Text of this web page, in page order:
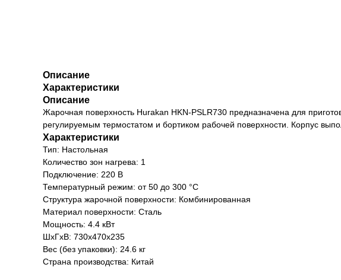
Описание
Характеристики
Описание
Жарочная поверхность Hurakan HKN-PSLR730 предназначена для
регулируемым термостатом и бортиком рабочей поверхности. Корпус
Характеристики
Тип: Настольная
Количество зон нагрева: 1
Подключение: 220 В
Температурный режим: от 50 до 300 °С
Структура жарочной поверхности: Комбинированная
Материал поверхности: Сталь
Мощность: 4.4 кВт
ШхГхВ: 730х470х235
Вес (без упаковки): 24.6 кг
Страна производства: Китай